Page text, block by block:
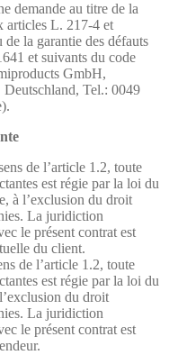
demande au titre de la
articles L. 217-4 et
la garantie des défauts
et suivants du code
GmbH,
Tel.: 0049
de l’article 1.2, toute
est régie par la loi du
à l’exclusion du droit
La juridiction
le présent contrat est
du client.
de l’article 1.2, toute
est régie par la loi du
du droit
La juridiction
le présent contrat est